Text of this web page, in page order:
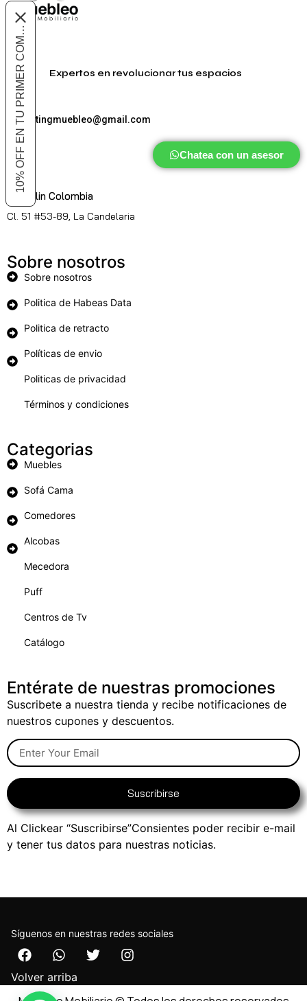
Expertos en revolucionar tus espacios
marketingmuebleo@gmail.com
Chatea con un asesor
Medellin Colombia
Cl. 51 #53-89, La Candelaria
Sobre nosotros
Sobre nosotros
Politica de Habeas Data
Politica de retracto
Políticas de envio
Politicas de privacidad
Términos y condiciones
Categorias
Muebles
Sofá Cama
Comedores
Alcobas
Mecedora
Puff
Centros de Tv
Catálogo
Entérate de nuestras promociones
Suscribete a nuestra tienda y recibe notificaciones de
nuestros cupones y descuentos.
Suscribirse
Al Clickear “Suscribirse”Consientes poder recibir e-mail
y tener tus datos para nuestras noticias.
Síguenos en nuestras redes sociales
Volver arriba
10% OFF EN TU PRIMER COMPRA